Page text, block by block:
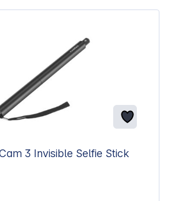
g (0,7 lbs)
50,8 x 5,08 x 5,08 cm (20 × 2 × 2
Kandao QooCam 3 Invisible Selfie Stick